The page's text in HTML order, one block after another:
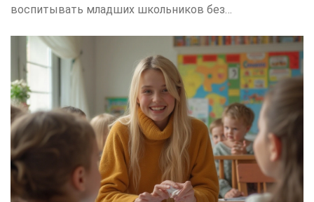
воспитывать младших школьников без
требует глубокого понимания психологии
ребенка и готовности применять
положительные методы воздействия. В
статье обсуждаются эффективные
стратегии и методы поощрения, которые
могут заменить традиционные формы
наказания. Также рассматриваются
примеры успешного воспитания без
наказаний, предоставляя родителям и
педагогам уникальные и эффективные